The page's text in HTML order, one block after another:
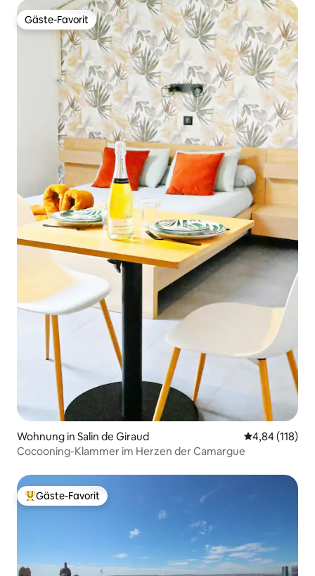
Gäste-Favorit
Gäste-Favorit
Wohnung in Salin de Giraud
4,84 (118)
Cocooning-Klammer im Herzen der Camargue
Beliebter Gäste-Favorit.
Gäste-Favorit